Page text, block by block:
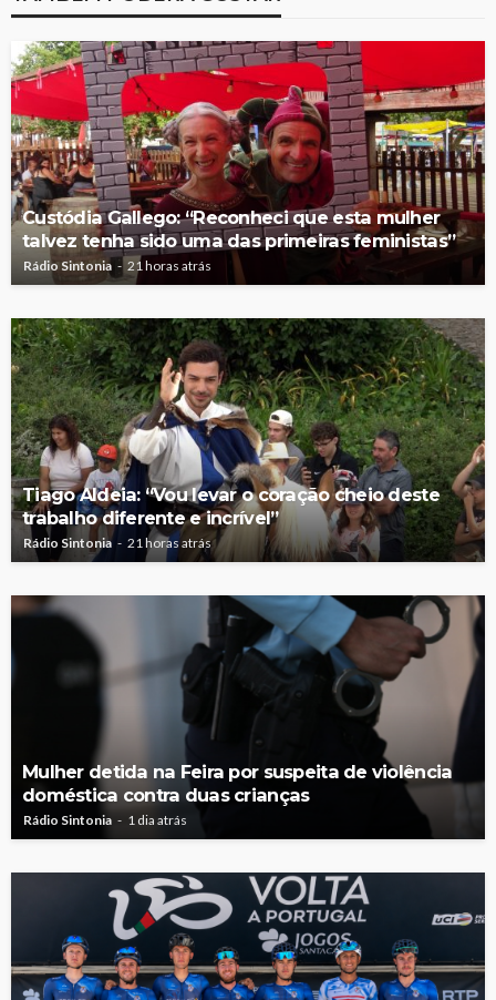
Custódia Gallego: “Reconheci que esta mulher
talvez tenha sido uma das primeiras feministas”
Rádio Sintonia 21 horas atrás
Tiago Aldeia: “Vou levar o coração cheio deste
trabalho diferente e incrível”
Rádio Sintonia 21 horas atrás
Mulher detida na Feira por suspeita de violência
doméstica contra duas crianças
Rádio Sintonia 1 dia atrás